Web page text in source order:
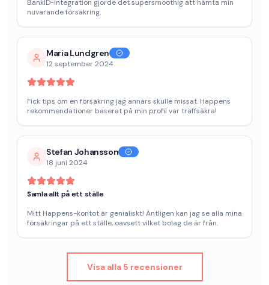
BankID-integration gjorde det supersmoothig att hämta min
nuvarande försäkring.
Maria Lundgren
12 september 2024
Fick tips om en försäkring jag annars skulle missat. Happens
rekommendationer baserat på min profil var träffsäkra!
Stefan Johansson
18 juni 2024
Samla allt på ett ställe
Mitt Happens-kontot är genialiskt! Äntligen kan jag se alla mina
försäkringar på ett ställe, oavsett vilket bolag de är från.
Visa alla 5 recensioner